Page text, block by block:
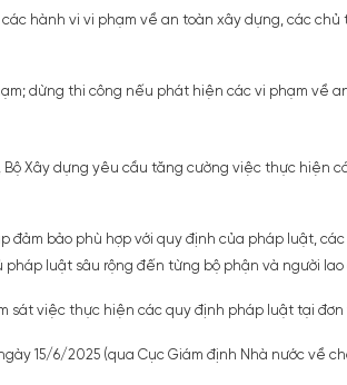
hành vi vi phạm về an toàn xây dựng, các
dừng thi công nếu phát hiện các vi phạm về
Xây dựng yêu cầu tăng cường việc thực hiện
đảm bảo phù hợp với quy định của pháp luật,
luật sâu rộng đến từng bộ phận và người lao
sát việc thực hiện các quy định pháp luật tại
15/6/2025 (qua Cục Giám định Nhà nước về